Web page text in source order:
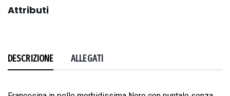
Attributi
DESCRIZIONE ALLEGATI